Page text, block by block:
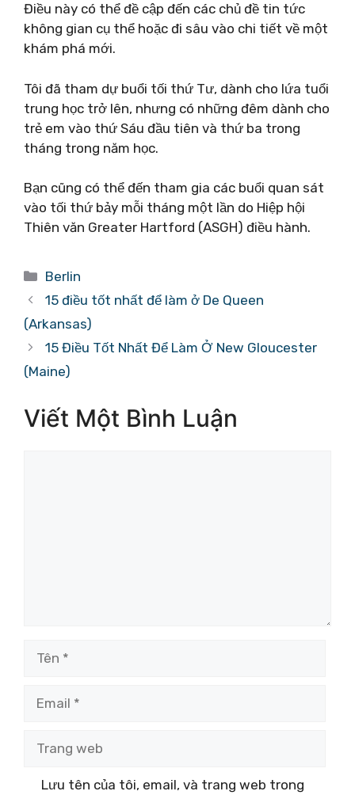
Điều này có thể đề cập đến các chủ đề tin tức
không gian cụ thể hoặc đi sâu vào chi tiết về một
khám phá mới.
Tôi đã tham dự buổi tối thứ Tư, dành cho lứa tuổi
trung học trở lên, nhưng có những đêm dành cho
trẻ em vào thứ Sáu đầu tiên và thứ ba trong
tháng trong năm học.
Bạn cũng có thể đến tham gia các buổi quan sát
vào tối thứ bảy mỗi tháng một lần do Hiệp hội
Thiên văn Greater Hartford (ASGH) điều hành.
Danh
mục
Berlin
15 điều tốt nhất để làm ở De Queen
(Arkansas)
15 Điều Tốt Nhất Để Làm Ở New Gloucester
(Maine)
Viết Một Bình Luận
web
Lưu tên của tôi, email, và trang web trong